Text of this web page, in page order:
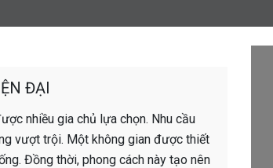
ĐẠI
nhiều gia chủ lựa chọn. Nhu cầu
vượt trội. Một không gian được thiết
Đồng thời, phong cách này tạo nên